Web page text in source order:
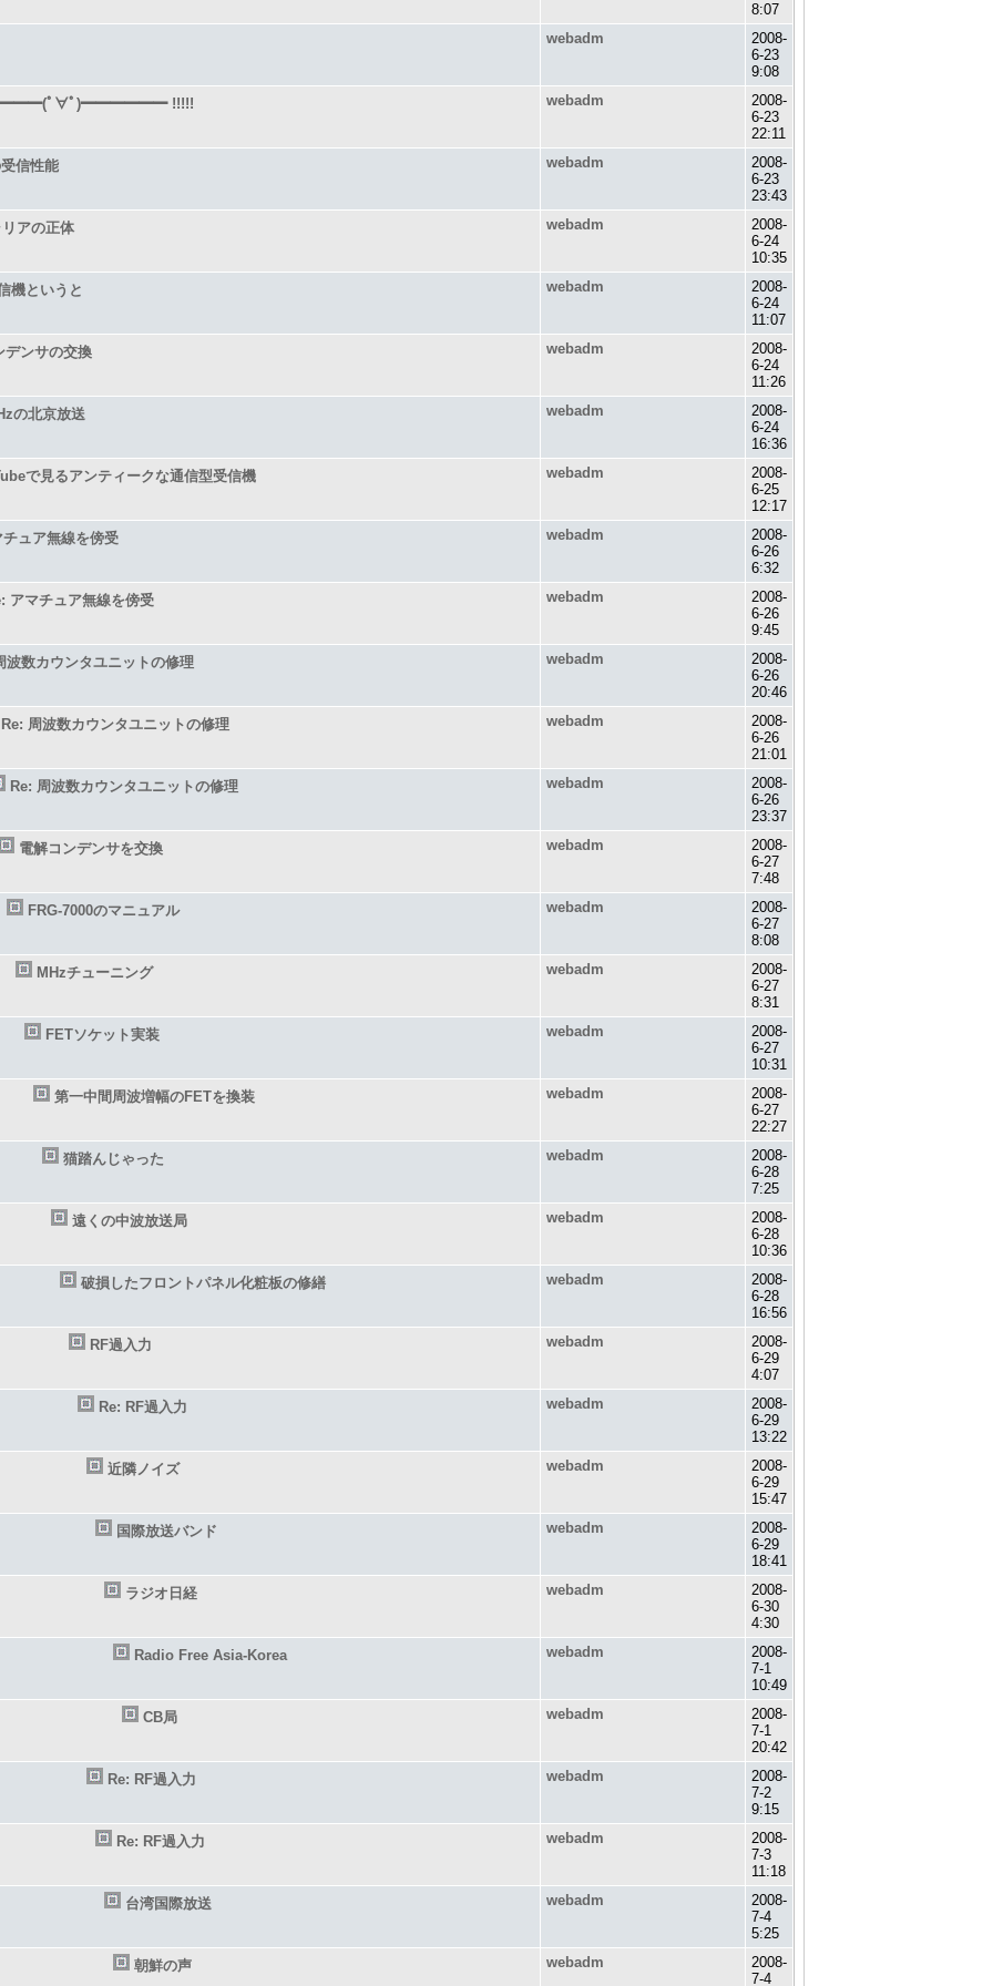
8:07
webadm
2008-
6-23
9:08
ﾟ∀ﾟ)━━━━━━ !!!!!
webadm
2008-
6-23
22:11
信性能
webadm
2008-
6-23
23:43
アの正体
webadm
2008-
6-24
10:35
機というと
webadm
2008-
6-24
11:07
デンサの交換
webadm
2008-
6-24
11:26
の北京放送
webadm
2008-
6-24
16:36
で見るアンティークな通信型受信機
webadm
2008-
6-25
12:17
チュア無線を傍受
webadm
2008-
6-26
6:32
アマチュア無線を傍受
webadm
2008-
6-26
9:45
波数カウンタユニットの修理
webadm
2008-
6-26
20:46
Re: 周波数カウンタユニットの修理
webadm
2008-
6-26
21:01
Re: 周波数カウンタユニットの修理
webadm
2008-
6-26
23:37
電解コンデンサを交換
webadm
2008-
6-27
7:48
FRG-7000のマニュアル
webadm
2008-
6-27
8:08
MHzチューニング
webadm
2008-
6-27
8:31
FETソケット実装
webadm
2008-
6-27
10:31
第一中間周波増幅のFETを換装
webadm
2008-
6-27
22:27
猫踏んじゃった
webadm
2008-
6-28
7:25
遠くの中波放送局
webadm
2008-
6-28
10:36
破損したフロントパネル化粧板の修繕
webadm
2008-
6-28
16:56
RF過入力
webadm
2008-
6-29
4:07
Re: RF過入力
webadm
2008-
6-29
13:22
近隣ノイズ
webadm
2008-
6-29
15:47
国際放送バンド
webadm
2008-
6-29
18:41
ラジオ日経
webadm
2008-
6-30
4:30
Radio Free Asia-Korea
webadm
2008-
7-1
10:49
CB局
webadm
2008-
7-1
20:42
Re: RF過入力
webadm
2008-
7-2
9:15
Re: RF過入力
webadm
2008-
7-3
11:18
台湾国際放送
webadm
2008-
7-4
5:25
朝鮮の声
webadm
2008-
7-4